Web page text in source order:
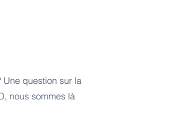
question sur la
nous sommes là